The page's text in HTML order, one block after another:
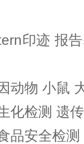
印迹 报
动物 小鼠
化检测 遗
品安全检